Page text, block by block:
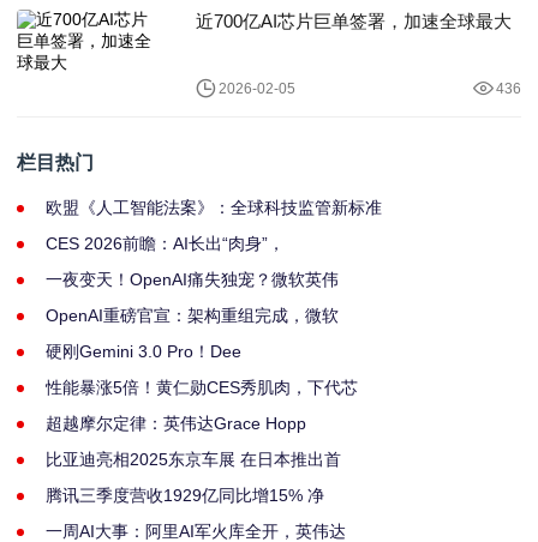
近700亿AI芯片巨单签署，加速全球最大
2026-02-05 436
栏目热门
欧盟《人工智能法案》：全球科技监管新标准
CES 2026前瞻：AI长出“肉身”，
一夜变天！OpenAI痛失独宠？微软英伟
OpenAI重磅官宣：架构重组完成，微软
硬刚Gemini 3.0 Pro！Dee
性能暴涨5倍！黄仁勋CES秀肌肉，下代芯
超越摩尔定律：英伟达Grace Hopp
比亚迪亮相2025东京车展 在日本推出首
腾讯三季度营收1929亿同比增15% 净
一周AI大事：阿里AI军火库全开，英伟达